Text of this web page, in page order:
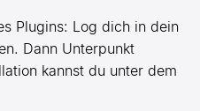
Plugins: Log dich in dein
Dann Unterpunkt
kannst du unter dem